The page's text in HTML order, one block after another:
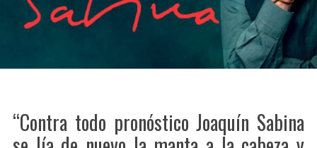
“Contra todo pronóstico Joaquín Sabina